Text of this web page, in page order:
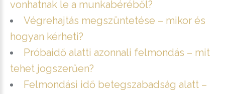
vonhatnak le a munkabéréből?
Végrehajtás megszüntetése – mikor és
hogyan kérheti?
Próbaidő alatti azonnali felmondás – mit
tehet jogszerűen?
Felmondási idő betegszabadság alatt –